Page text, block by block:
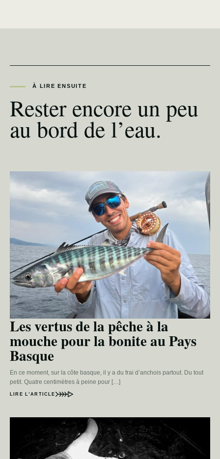
À LIRE ENSUITE
Rester encore un peu
au bord de l’eau.
Les vertus de la pêche à la
mouche pour la bonite au Pays
Basque
En ce moment, sur la côte basque, il y a du frai d’anchois partout. Du tout
petit. Quatre centimètres à peine pour […]
LIRE L’ARTICLE